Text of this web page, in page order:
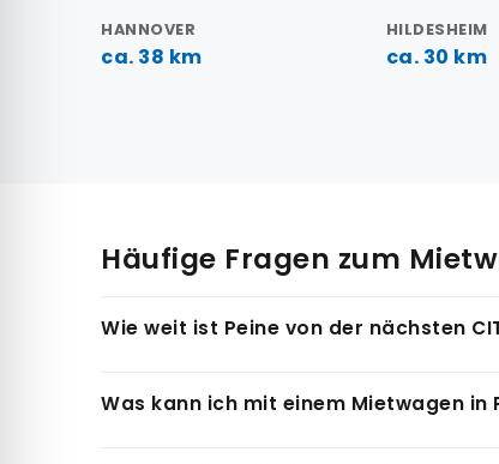
HANNOVER
ca. 38 km
HILDESHEIM
ca. 30 km
Häufige Fragen zum
Wie weit ist Peine von der nächsten
Alternativ ist auch Hannover ca. 38 km
Was kann ich mit einem Mietwagen in